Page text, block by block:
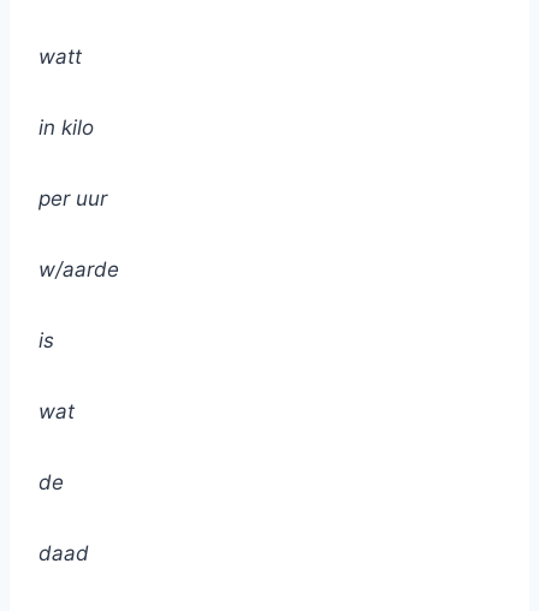
watt
in kilo
per uur
w/aarde
is
wat
de
daad